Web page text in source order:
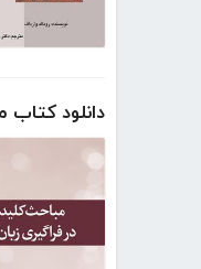
دانلود کتاب